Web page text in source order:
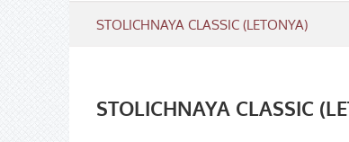
STOLICHNAYA CLASSIC (LETONYA)
STOLICHNAYA CLASSIC